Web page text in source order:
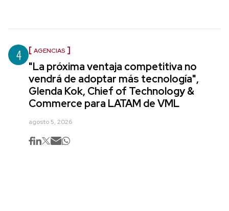
4 AGENCIAS
"La próxima ventaja competitiva no
vendrá de adoptar más tecnología",
Glenda Kok, Chief of Technology &
Commerce para LATAM de VML
agosto 5, 2026